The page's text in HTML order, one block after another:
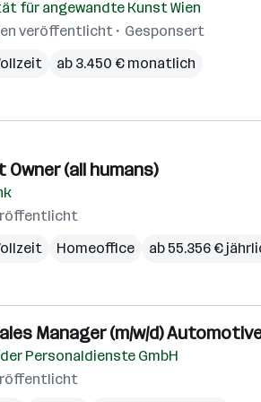
für angewandte Kunst Wien
veröffentlicht
Gesponsert
ab 3.450 € monatlich
Owner (all humans)
Homeoffice ab 55.356 €
Manager (m/w/d)
Personaldienste GmbH